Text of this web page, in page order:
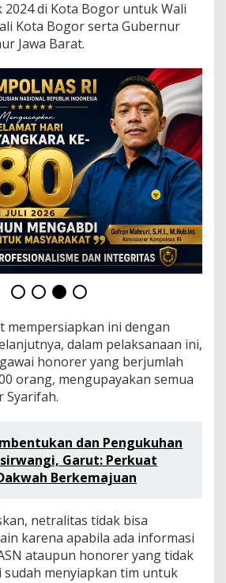
k
a
n
N
e
t
r
a
l
i
t
a
s
2024 di Kota Bogor untuk Wali
Kota Bogor serta Gubernur
Jawa Barat.
mempersiapkan ini dengan
dalam pelaksanaan ini,
honorer yang berjumlah
orang, mengupayakan semua
Syarifah.
dan Pengukuhan
Garut: Perkuat
Berkemajuan
netralitas tidak bisa
karena apabila ada informasi
ataupun honorer yang tidak
sudah menyiapkan tim untuk